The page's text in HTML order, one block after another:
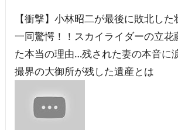
【衝撃】小林昭二が最後に敗北し
一同驚愕！！スカイライダーの立花
た本当の理由…残された妻の本音に
撮界の大御所が残した遺産とは